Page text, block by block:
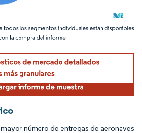
El uso requiere atribución según CC BY 4.0.
número de entregas de aeronaves